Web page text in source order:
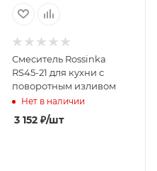
Смеситель Rossinka
RS45-21 для кухни с
поворотным изливом
Нет в наличии
3 152₽/шт